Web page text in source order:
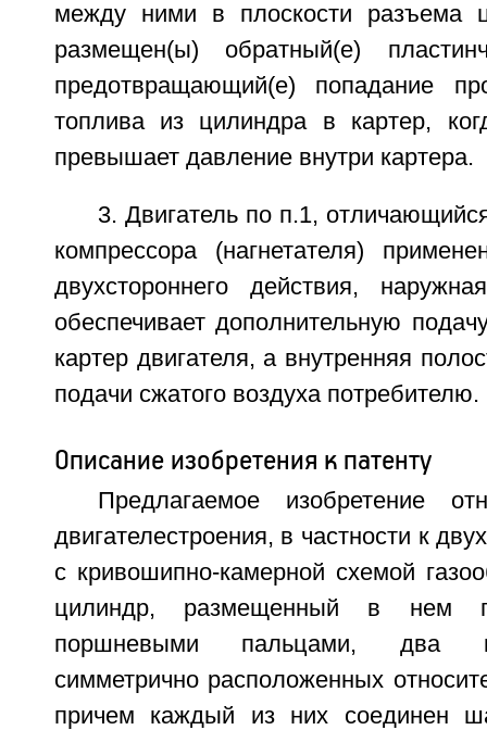
между ними в плоскости разъема
размещен(ы) обратный(е)
предотвращающий(е) попадание
топлива из цилиндра в картер,
превышает давление внутри картера.
3. Двигатель по п.1,
компрессора (нагнетателя)
двухстороннего действия,
обеспечивает дополнительную
картер двигателя, а внутренняя
подачи сжатого воздуха потребителю.
Описание изобретения к патенту
Предлагаемое изобретение
двигателестроения, в частности к
с кривошипно-камерной схемой
цилиндр, размещенный в нем
поршневыми пальцами, два
симметрично расположенных
причем каждый из них соединен